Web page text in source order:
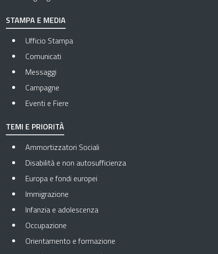
STAMPA E MEDIA
Ufficio Stampa
Comunicati
Messaggi
Campagne
Eventi e Fiere
TEMI E PRIORITÀ
Ammortizzatori Sociali
Disabilità e non autosufficienza
Europa e fondi europei
Immigrazione
Infanzia e adolescenza
Occupazione
Orientamento e formazione